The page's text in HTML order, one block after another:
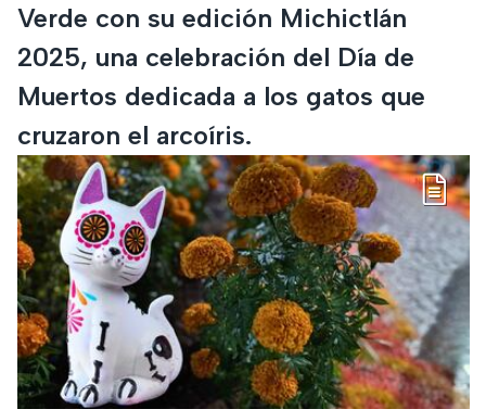
Verde con su edición Michictlán
2025, una celebración del Día de
Muertos dedicada a los gatos que
cruzaron el arcoíris.